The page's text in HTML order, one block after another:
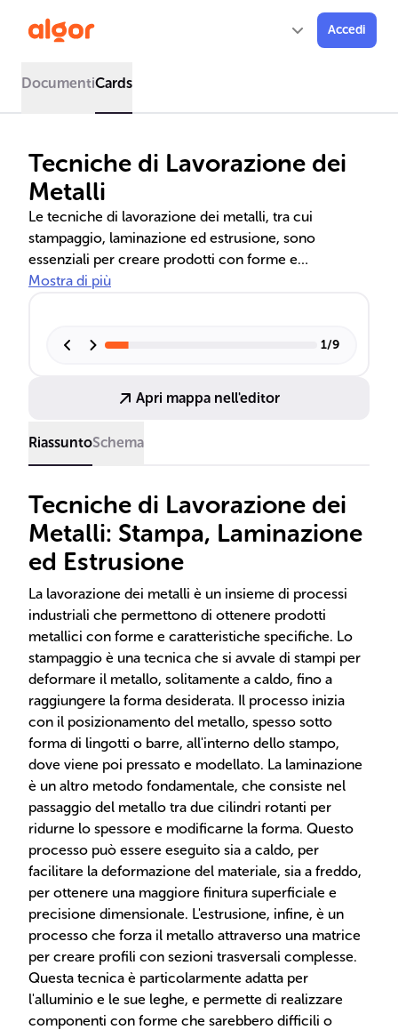
Accedi
DocumentiCards
Tecniche di Lavorazione dei
Metalli
Le tecniche di lavorazione dei metalli, tra cui
stampaggio, laminazione ed estrusione, sono
essenziali per creare prodotti con forme e
caratteristiche precise. Questi processi industriali
l'automobilistico e l'elettrodomestico.
Mostra di più
1/9
Apri mappa nell'editor
RiassuntoSchema
Tecniche di Lavorazione dei
Metalli: Stampa, Laminazione
ed Estrusione
La lavorazione dei metalli è un insieme di processi
industriali che permettono di ottenere prodotti
metallici con forme e caratteristiche specifiche. Lo
stampaggio è una tecnica che si avvale di stampi per
deformare il metallo, solitamente a caldo, fino a
raggiungere la forma desiderata. Il processo inizia
con il posizionamento del metallo, spesso sotto
forma di lingotti o barre, all'interno dello stampo,
dove viene poi pressato e modellato. La laminazione
è un altro metodo fondamentale, che consiste nel
passaggio del metallo tra due cilindri rotanti per
ridurne lo spessore e modificarne la forma. Questo
processo può essere eseguito sia a caldo, per
facilitare la deformazione del materiale, sia a freddo,
per ottenere una maggiore finitura superficiale e
precisione dimensionale. L'estrusione, infine, è un
processo che forza il metallo attraverso una matrice
per creare profili con sezioni trasversali complesse.
Questa tecnica è particolarmente adatta per
l'alluminio e le sue leghe, e permette di realizzare
componenti con forme che sarebbero difficili o